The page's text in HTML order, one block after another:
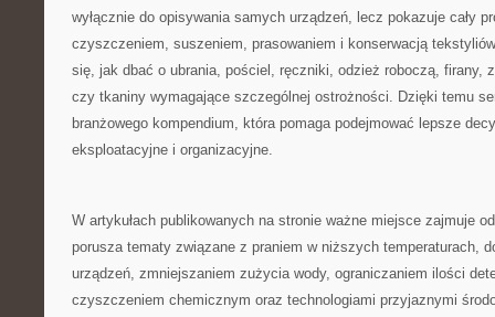
wyłącznie do opisywania samych urządzeń, lecz pokazuje cały
czyszczeniem, suszeniem, prasowaniem i konserwacją
się, jak dbać o ubrania, pościel, ręczniki, odzież roboczą, firany,
czy tkaniny wymagające szczególnej ostrożności. Dzięki temu
branżowego kompendium, która pomaga podejmować lepsze
eksploatacyjne i organizacyjne.
W artykułach publikowanych na stronie ważne miejsce zajmuje
porusza tematy związane z praniem w niższych temperaturach,
urządzeń, zmniejszaniem zużycia wody, ograniczaniem ilości
czyszczeniem chemicznym oraz technologiami przyjaznymi